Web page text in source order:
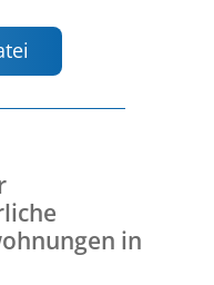
in